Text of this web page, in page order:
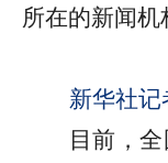
所在的新闻机
新华社记
目前，